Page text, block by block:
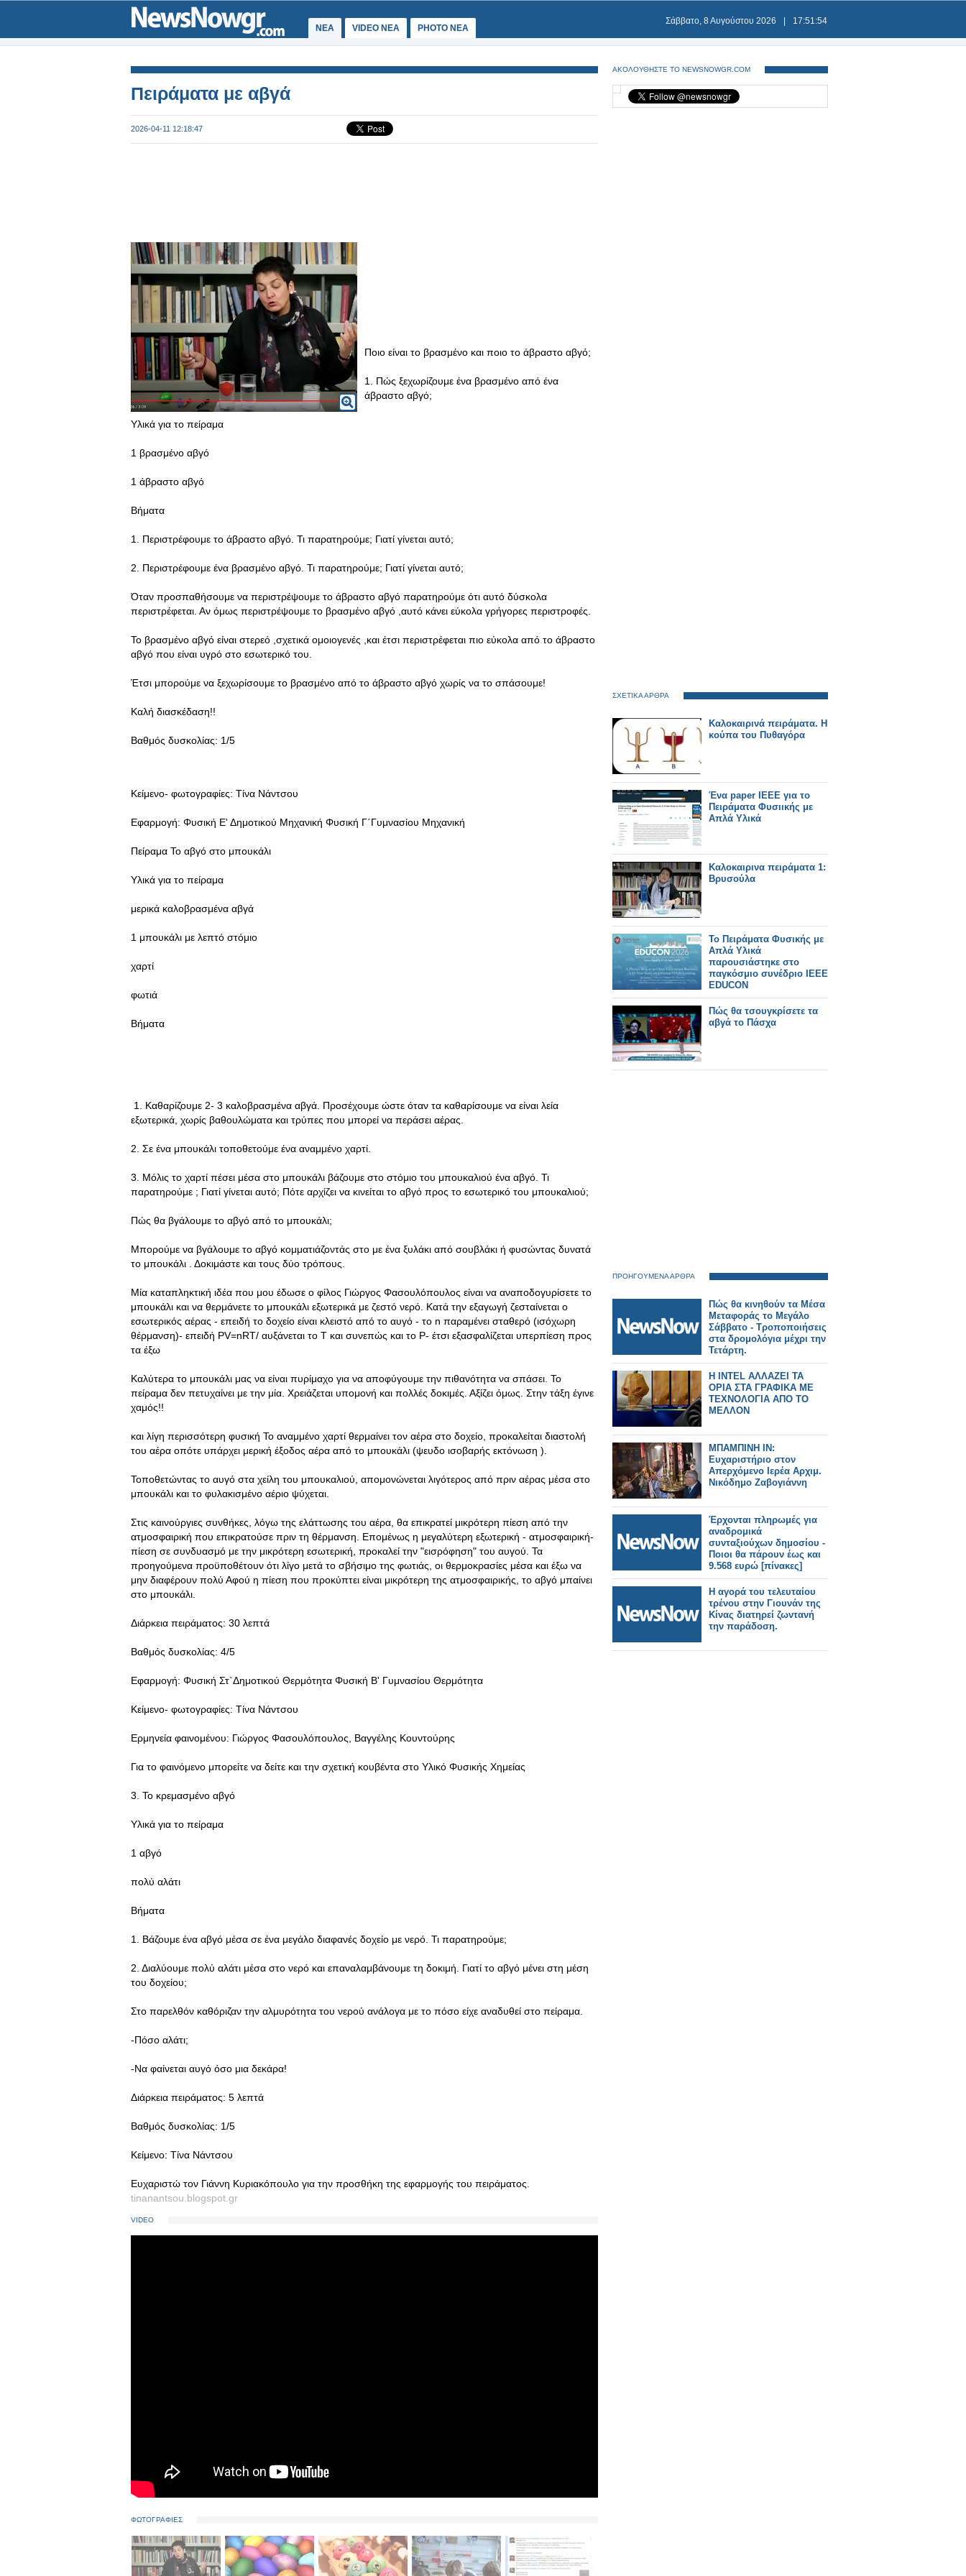
ΝΕΑ VIDEO NEA PHOTO NEA
Σάββατο, 8 Αυγούστου 2026 17:51:55
Πειράματα με αβγά
2026-04-11 12:18:47
Ποιο είναι το βρασμένο και ποιο το άβραστο αβγό;
1. Πώς ξεχωρίζουμε ένα βρασμένο από ένα
άβραστο αβγό;
Υλικά για το πείραμα
1 βρασμένο αβγό
1 άβραστο αβγό
Βήματα
1. Περιστρέφουμε το άβραστο αβγό. Τι παρατηρούμε; Γιατί γίνεται αυτό;
2. Περιστρέφουμε ένα βρασμένο αβγό. Τι παρατηρούμε; Γιατί γίνεται αυτό;
Όταν προσπαθήσουμε να περιστρέψουμε το άβραστο αβγό παρατηρούμε ότι αυτό δύσκολα
περιστρέφεται. Αν όμως περιστρέψουμε το βρασμένο αβγό ,αυτό κάνει εύκολα γρήγορες περιστροφές.
Το βρασμένο αβγό είναι στερεό ,σχετικά ομοιογενές ,και έτσι περιστρέφεται πιο εύκολα από το άβραστο
αβγό που είναι υγρό στο εσωτερικό του.
Έτσι μπορούμε να ξεχωρίσουμε το βρασμένο από το άβραστο αβγό χωρίς να το σπάσουμε!
Καλή διασκέδαση!!
Βαθμός δυσκολίας: 1/5
Κείμενο- φωτογραφίες: Τίνα Νάντσου
Εφαρμογή: Φυσική Ε' Δημοτικού Μηχανική Φυσική Γ΄Γυμνασίου Μηχανική
Πείραμα Το αβγό στο μπουκάλι
Υλικά για το πείραμα
μερικά καλοβρασμένα αβγά
1 μπουκάλι με λεπτό στόμιο
χαρτί
φωτιά
Βήματα
1. Καθαρίζουμε 2- 3 καλοβρασμένα αβγά. Προσέχουμε ώστε όταν τα καθαρίσουμε να είναι λεία
εξωτερικά, χωρίς βαθουλώματα και τρύπες που μπορεί να περάσει αέρας.
2. Σε ένα μπουκάλι τοποθετούμε ένα αναμμένο χαρτί.
3. Μόλις το χαρτί πέσει μέσα στο μπουκάλι βάζουμε στο στόμιο του μπουκαλιού ένα αβγό. Τι
παρατηρούμε ; Γιατί γίνεται αυτό; Πότε αρχίζει να κινείται το αβγό προς το εσωτερικό του μπουκαλιού;
Πώς θα βγάλουμε το αβγό από το μπουκάλι;
Μπορούμε να βγάλουμε το αβγό κομματιάζοντάς στο με ένα ξυλάκι από σουβλάκι ή φυσώντας δυνατά
το μπουκάλι . Δοκιμάστε και τους δύο τρόπους.
Μία καταπληκτική ιδέα που μου έδωσε ο φίλος Γιώργος Φασουλόπουλος είναι να αναποδογυρίσετε το
μπουκάλι και να θερμάνετε το μπουκάλι εξωτερικά με ζεστό νερό. Κατά την εξαγωγή ζεσταίνεται ο
εσωτερικός αέρας - επειδή το δοχείο είναι κλειστό από το αυγό - το n παραμένει σταθερό (ισόχωρη
θέρμανση)- επειδή PV=nRT/ αυξάνεται το Τ και συνεπώς και το P- έτσι εξασφαλίζεται υπερπίεση προς
τα έξω
Καλύτερα το μπουκάλι μας να είναι πυρίμαχο για να αποφύγουμε την πιθανότητα να σπάσει. Το
πείραμα δεν πετυχαίνει με την μία. Χρειάζεται υπομονή και πολλές δοκιμές. Αξίζει όμως. Στην τάξη έγινε
χαμός!!
και λίγη περισσότερη φυσική Το αναμμένο χαρτί θερμαίνει τον αέρα στο δοχείο, προκαλείται διαστολή
του αέρα οπότε υπάρχει μερική έξοδος αέρα από το μπουκάλι (ψευδο ισοβαρής εκτόνωση ).
Τοποθετώντας το αυγό στα χείλη του μπουκαλιού, απομονώνεται λιγότερος από πριν αέρας μέσα στο
μπουκάλι και το φυλακισμένο αέριο ψύχεται.
Στις καινούργιες συνθήκες, λόγω της ελάττωσης του αέρα, θα επικρατεί μικρότερη πίεση από την
ατμοσφαιρική που επικρατούσε πριν τη θέρμανση. Επομένως η μεγαλύτερη εξωτερική - ατμοσφαιρική-
πίεση σε συνδυασμό με την μικρότερη εσωτερική, προκαλεί την "εισρόφηση" του αυγού. Τα
προηγούμενα προϋποθέτουν ότι λίγο μετά το σβήσιμο της φωτιάς, οι θερμοκρασίες μέσα και έξω να
μην διαφέρουν πολύ Αφού η πίεση που προκύπτει είναι μικρότερη της ατμοσφαιρικής, το αβγό μπαίνει
στο μπουκάλι.
Διάρκεια πειράματος: 30 λεπτά
Βαθμός δυσκολίας: 4/5
Εφαρμογή: Φυσική Στ`Δημοτικού Θερμότητα Φυσική Β' Γυμνασίου Θερμότητα
Κείμενο- φωτογραφίες: Τίνα Νάντσου
Ερμηνεία φαινομένου: Γιώργος Φασουλόπουλος, Βαγγέλης Κουντούρης
Για το φαινόμενο μπορείτε να δείτε και την σχετική κουβέντα στο Υλικό Φυσικής Χημείας
3. Το κρεμασμένο αβγό
Υλικά για το πείραμα
1 αβγό
πολύ αλάτι
Βήματα
1. Βάζουμε ένα αβγό μέσα σε ένα μεγάλο διαφανές δοχείο με νερό. Τι παρατηρούμε;
2. Διαλύουμε πολύ αλάτι μέσα στο νερό και επαναλαμβάνουμε τη δοκιμή. Γιατί το αβγό μένει στη μέση
του δοχείου;
Στο παρελθόν καθόριζαν την αλμυρότητα του νερού ανάλογα με το πόσο είχε αναδυθεί στο πείραμα.
-Πόσο αλάτι;
-Να φαίνεται αυγό όσο μια δεκάρα!
Διάρκεια πειράματος: 5 λεπτά
Βαθμός δυσκολίας: 1/5
Κείμενο: Τίνα Νάντσου
Ευχαριστώ τον Γιάννη Κυριακόπουλο για την προσθήκη της εφαρμογής του πειράματος.
tinanantsou.blogspot.gr
VIDEO
ΦΩΤΟΓΡΑΦΙΕΣ
ΑΚΟΛΟΥΘΗΣΤΕ ΤΟ NEWSNOWGR.COM
ΣΧΕΤΙΚΑ ΑΡΘΡΑ
Καλοκαιρινά πειράματα. Η
κούπα του Πυθαγόρα
Ένα paper ΙΕΕΕ για το
Πειράματα Φυσιικής με
Απλά Υλικά
Καλοκαιρινα πειράματα 1:
Βρυσούλα
Το Πειράματα Φυσικής με
Απλά Υλικά
παρουσιάστηκε στο
παγκόσμιο συνέδριο IEEE
EDUCON
Πώς θα τσουγκρίσετε τα
αβγά το Πάσχα
ΠΡΟΗΓΟΥΜΕΝΑ ΑΡΘΡΑ
Πώς θα κινηθούν τα Μέσα
Μεταφοράς το Μεγάλο
Σάββατο - Τροποποιήσεις
στα δρομολόγια μέχρι την
Τετάρτη.
H INTEL ΑΛΛΑΖΕΙ ΤΑ
ΟΡΙΑ ΣΤΑ ΓΡΑΦΙΚΑ ΜΕ
ΤΕΧΝΟΛΟΓΙΑ ΑΠΟ ΤΟ
ΜΕΛΛΟΝ
ΜΠΑΜΠΙΝΗ IN:
Ευχαριστήριο στον
Απερχόμενο Ιερέα Αρχιμ.
Νικόδημο Ζαβογιάννη
Έρχονται πληρωμές για
αναδρομικά
συνταξιούχων δημοσίου -
Ποιοι θα πάρουν έως και
9.568 ευρώ [πίνακες]
Η αγορά του τελευταίου
τρένου στην Γιουνάν της
Κίνας διατηρεί ζωντανή
την παράδοση.